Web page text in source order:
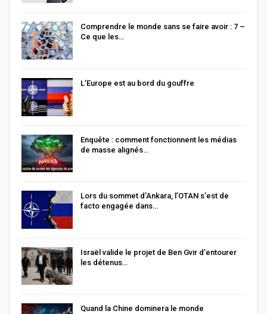
Comprendre le monde sans se faire avoir : 7 –
Ce que les…
L’Europe est au bord du gouffre
Enquête : comment fonctionnent les médias
de masse alignés…
Lors du sommet d’Ankara, l’OTAN s’est de
facto engagée dans…
Israël valide le projet de Ben Gvir d’entourer
les détenus…
Quand la Chine dominera le monde